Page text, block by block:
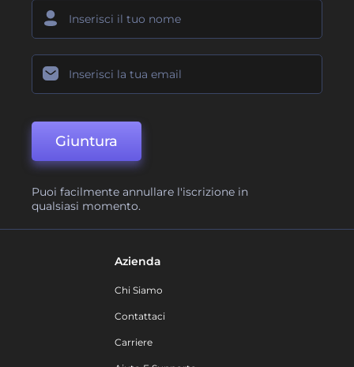
Giuntura
Puoi facilmente annullare l'iscrizione in
qualsiasi momento.
Azienda
Chi Siamo
Contattaci
Carriere